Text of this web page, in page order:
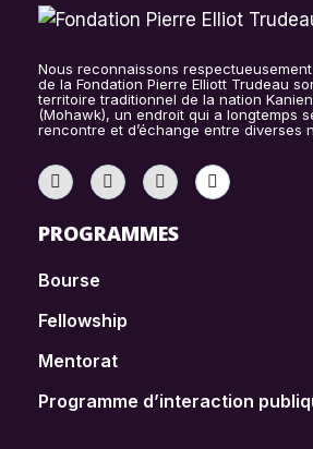
Nous reconnaissons
de la Fondation Pierre Elliott Trudeau
territoire traditionnel de la nation
(Mohawk), un endroit qui a longtemps
rencontre et d’échange entre diverses
PROGRAMMES
Bourse
Fellowship
Mentorat
Programme d’interaction